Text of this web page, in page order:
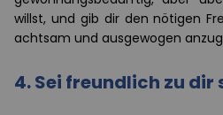
willst, und gib dir den nötigen
achtsam und ausgewogen
4. Sei freundlich zu dir